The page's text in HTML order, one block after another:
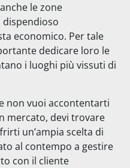
le zone
dispendioso
economico. Per tale
dedicare loro le
i luoghi più vissuti di
e non vuoi accontentarti
mercato, devi trovare
un’ampia scelta di
al contempo a gestire
con il cliente